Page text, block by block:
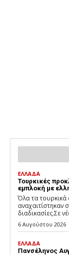
ΕΛΛΑΔΑ
Τουρκικές
εμπλοκή με
Όλα τα τουρκικά
αναχαιτίστηκαν
διαδικασίες.Σε
6 Αυγούστου 2026
ΕΛΛΑΔΑ
Πανσέληνος